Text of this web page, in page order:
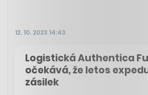
12. 10. 2023 14:43
Logistická Authentica
očekává, že letos
zásilek